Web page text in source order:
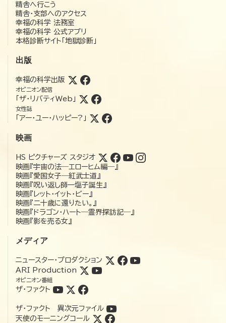
精舎へ行こう
精舎・支部へのアクセス
幸福の科学 法務室
幸福の科学 公式アプリ
本格診断サイト「地獄診断」
出版
幸福の科学出版
オピニオン配信
「ザ・リバティWeb」
女性誌
「アー・ユー・ハッピー?」
映画
HS ピクチャーズ スタジオ
映画『宇宙の法―エローヒム編―』
映画『愛国女子―紅武士道』
映画『呪い返し師—塩子誕生』
映画『レット・イット・ビー』
映画『二十歳に還りたい。』
映画『ドラゴン・ハート―霊界探訪記―』
映画『影を売る女』
メディア
ニュースター・プロダクション
ARI Production
オピニオン番組
ザ・ファクト
ザ・ファクト 異次元ファイル
天使のモーニングコール